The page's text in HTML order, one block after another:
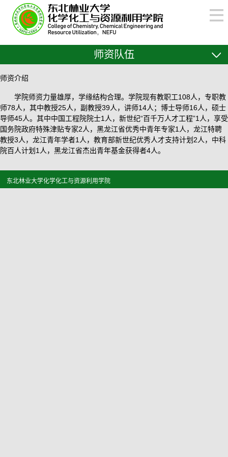
师资队伍
师资介绍
学院师资力量雄厚，学缘结构合理。学院现有教职工108人，专职教
师78人，其中教授25人，副教授39人，讲师14人；博士导师16人，硕士
导师45人。其中中国工程院院士1人，新世纪“百千万人才工程”1人，享受
国务院政府特殊津贴专家2人，黑龙江省优秀中青年专家1人，龙江特聘
教授3人，龙江青年学者1人，教育部新世纪优秀人才支持计划2人，中科
院百人计划1人，黑龙江省杰出青年基金获得者4人。
东北林业大学化学化工与资源利用学院